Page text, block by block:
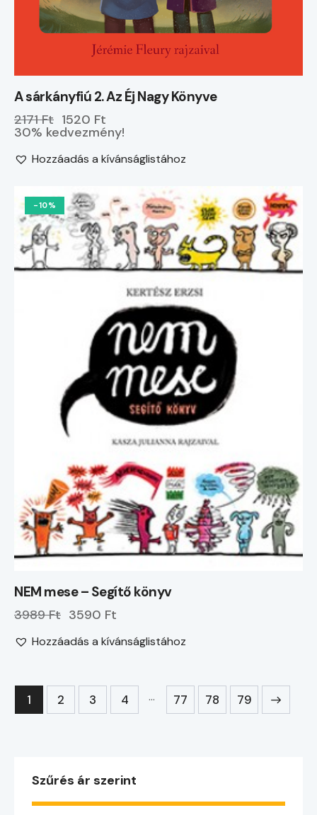
A sárkányfiú 2. Az Éj Nagy Könyve
2171 Ft 1520 Ft
30% kedvezmény!
Hozzáadás a kívánságlistához
-10%
NEM mese – Segítő könyv
3989 Ft 3590 Ft
Hozzáadás a kívánságlistához
1 2 3 4 … 77 78 79
→
Szűrés ár szerint